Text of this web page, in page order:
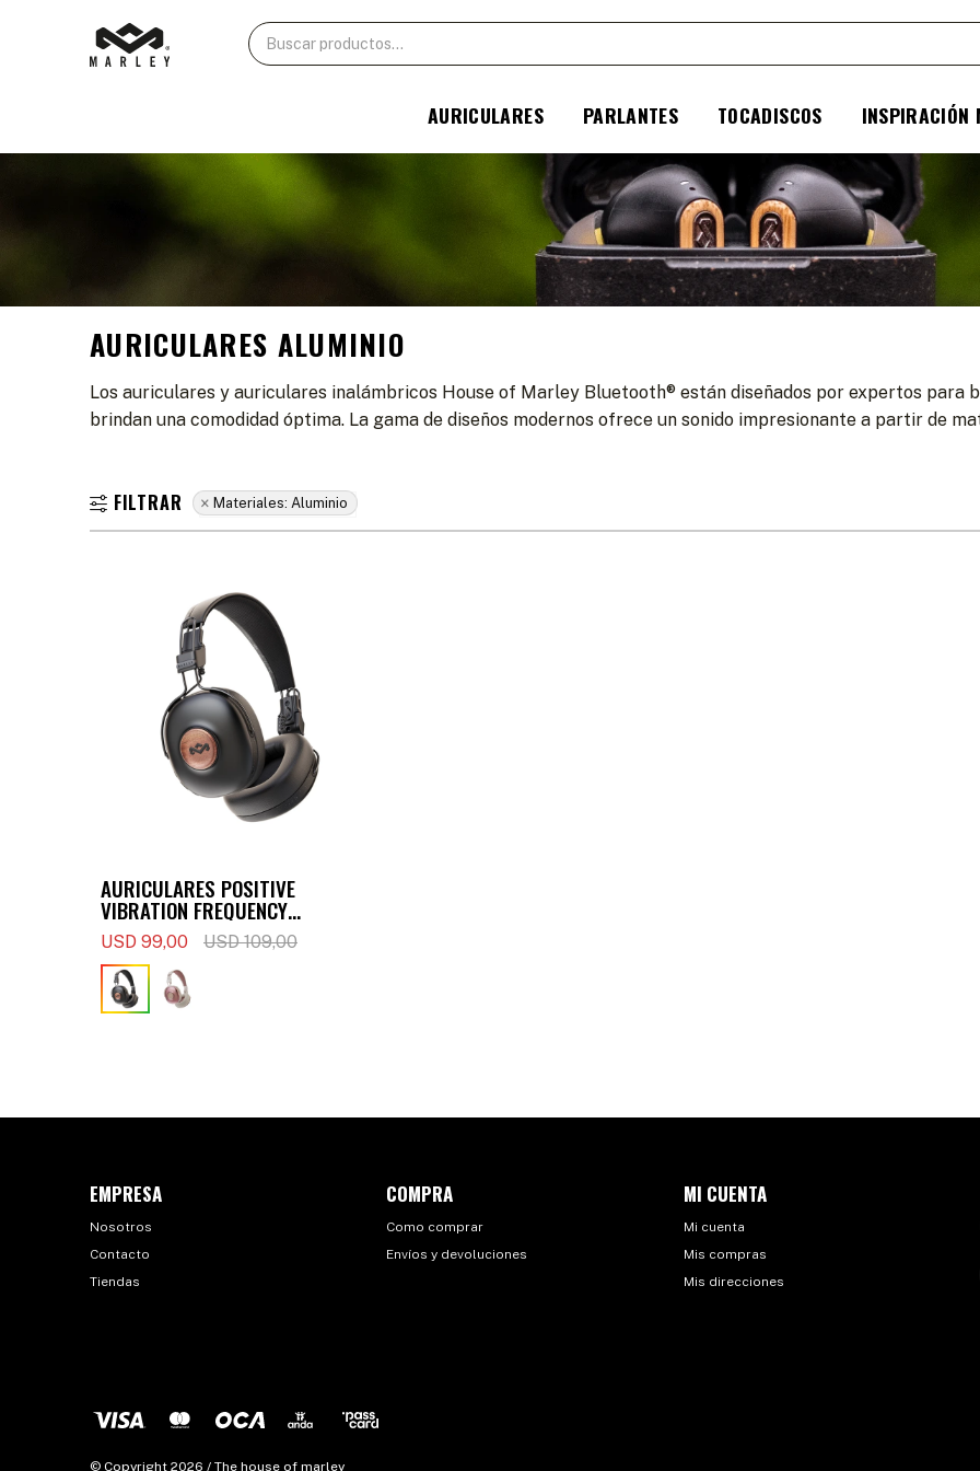
AURICULARES PARLANTES TOCADISCOS INSPIRACIÓN
AURICULARES ALUMINIO
Los auriculares y auriculares inalámbricos House of Marley Bluetooth® están diseñados por expertos para
brindan una comodidad óptima. La gama de diseños modernos ofrece un sonido impresionante a partir de
Materiales: Aluminio
AURICULARES POSITIVE
VIBRATION FREQUENCY
(BLUETOOTH) - NEGRO
USD 99,00 USD 109,00
EMPRESA
Nosotros
Contacto
Tiendas
COMPRA
Como comprar
Envíos y devoluciones
MI CUENTA
Mi cuenta
Mis compras
Mis direcciones
© Copyright 2026 / The house of marley